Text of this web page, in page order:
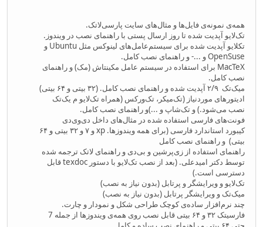
همه‌ی نمونه‌ی فایل‌ها و مثال‌های سایت پارسی‌لاتک.
تک‌لایو آپدیت شده تا روز ارسال پستی با راهنمای نصب در ویندوز.
تکلایو آپدیت شده برای سیستم‌عامل‌های لینوکس مثل Ubuntu و
OpenSuse و ...- و راهنمای نصب کامل.
MacTeX برای استفاده در سیستم عامل مکینتاش (مک) و راهنمای
نصب کامل.
میک‌تک ۲/۹ آپدیت شده و راهنمای نصب کامل. (۳۲ بیتی و ۶۴ بیتی)
ادیتورهای موردنیاز (تک‌میکر، تک‌ورکس (همراه تک‌لایو م یک‌تک
نصب می‌شود.) و تک‌شاپ و ...)و راهنمای نصب کامل.
فونت‌های فارسی استفاده شده در مثال‌های داخل دی‌وی‌دی
کیبورد استاندارد فارسی (برای همه ویندوزها. xp و ۷ و ۳۲ بیتی و ۶۴
بیتی) و راهنمای نصب كامل
راهنمای استفاده از زی‌پرشین و بی‌دی و راهنمای لاتک ترجمه شده
توسط دکتر امیدعلی. (بعد از نصب تک‌لایو با دستور texdoc قابل
دسترسی است.)
تک‌لایو و ویرایشگر و پرتابل (بدون نیاز به نصب)
میک‌تک و ویرایشگر پرتابل (بدون نیاز به نصب)
چند نرم‌افزار ساده‌ی کوچک طراحی شکل و نمودار و چارت.
فارسیتک ۳۲ و ۶۴ بیتی قابل نصب روی همه‌ی ویندوزها از جمله 7